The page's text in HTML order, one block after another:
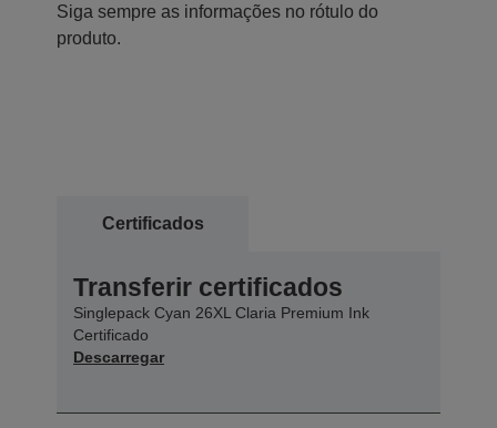
Siga sempre as informações no rótulo do
produto.
Certificados
Transferir certificados
Singlepack Cyan 26XL Claria Premium Ink
Certificado
Descarregar